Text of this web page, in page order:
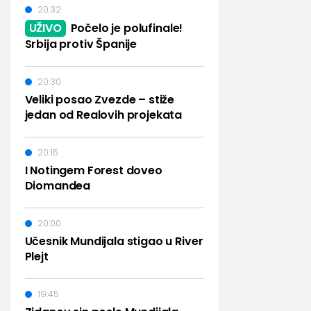
UŽIVO
Počelo je polufinale!
Srbija protiv Španije
20:32
Veliki posao Zvezde – stiže
jedan od Realovih projekata
20:30
I Notingem Forest doveo
Diomandea
20:15
Učesnik Mundijala stigao u River
Plejt
20:00
19:45